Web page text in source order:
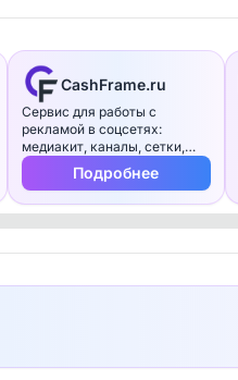
CashFrame.ru
Сервис для работы с
рекламой в соцсетях:
медиакит, каналы, сетки,
посты и деньги в одном
интерфейсе.Подробнее